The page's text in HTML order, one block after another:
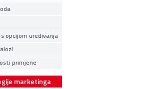
opcijom uređivanja
primjene
marketinga